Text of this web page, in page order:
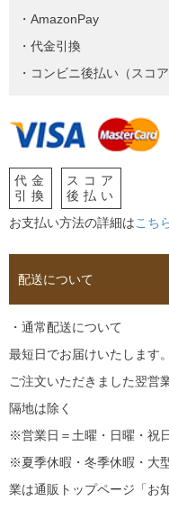
・AmazonPay
・代金引換
・コンビニ後払い（スコア
代金
引換
スコア
後払い
お支払い方法の詳細はこち
配送について
・通常配送について
最短日でお届けいたします。
ご注文いただきました翌営
隔地は除く
※営業日＝土曜・日曜・祝
※夏季休暇・冬季休暇・大
業は通販トップページ「お